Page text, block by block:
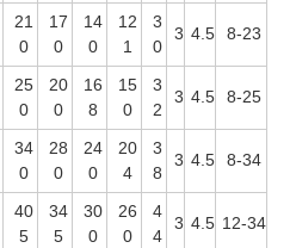
21
0
17
0
14
0
12
1
3
0
3 4.5 8-23
25
0
20
0
16
8
15
0
3
2
3 4.5 8-25
34
0
28
0
24
0
20
4
3
8
3 4.5 8-34
40
5
34
5
30
0
26
0
4
4
3 4.5 12-34